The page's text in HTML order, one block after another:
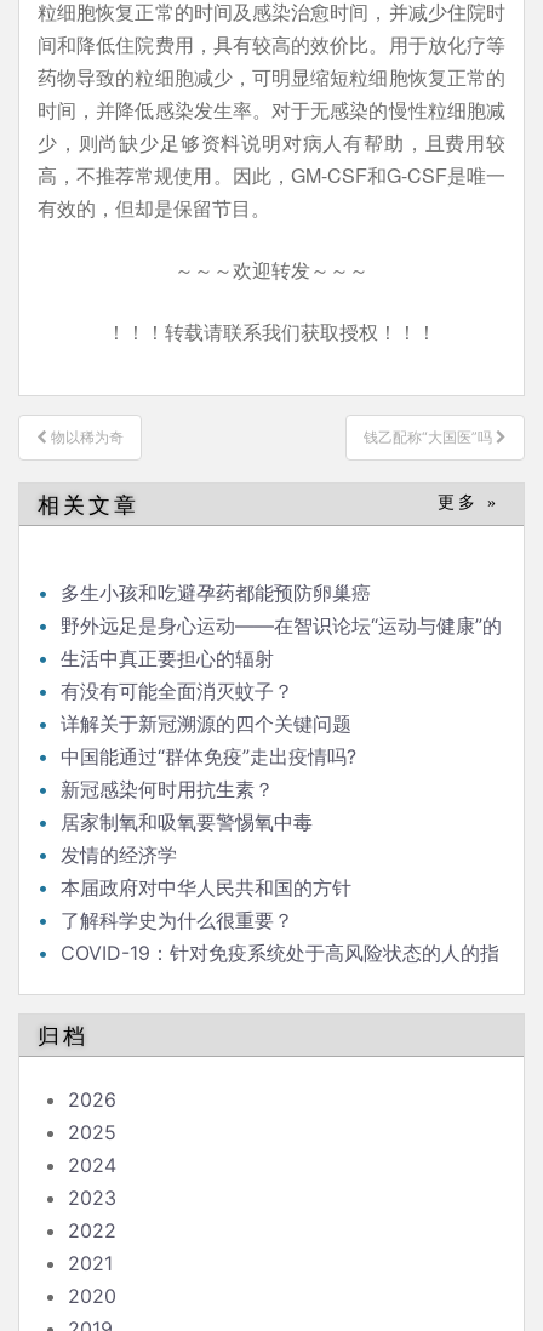
粒细胞恢复正常的时间及感染治愈时间，并减少住院时
间和降低住院费用，具有较高的效价比。用于放化疗等
药物导致的粒细胞减少，可明显缩短粒细胞恢复正常的
时间，并降低感染发生率。对于无感染的慢性粒细胞减
少，则尚缺少足够资料说明对病人有帮助，且费用较
高，不推荐常规使用。因此，GM-CSF和G-CSF是唯一
有效的，但却是保留节目。
～～～欢迎转发～～～
！！！转载请联系我们获取授权！！！
文
章
导
航
物以稀为奇 钱乙配称“大国医”吗
相关文章 更多 »
多生小孩和吃避孕药都能预防卵巢癌
野外远足是身心运动——在智识论坛“运动与健康”的
发言生活中真正要担心的辐射
有没有可能全面消灭蚊子？
详解关于新冠溯源的四个关键问题
中国能通过“群体免疫”走出疫情吗?
新冠感染何时用抗生素？
居家制氧和吸氧要警惕氧中毒
发情的经济学
本届政府对中华人民共和国的方针
了解科学史为什么很重要？
COVID-19：针对免疫系统处于高风险状态的人的指
归档
2026
2025
2024
2023
2022
2021
2020